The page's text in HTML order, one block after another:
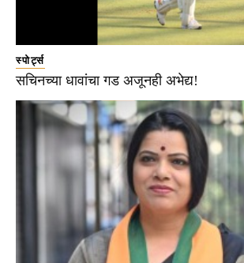
स्पोर्ट्स
सचिनच्या धावांचा गड अजूनही अभेद्य!